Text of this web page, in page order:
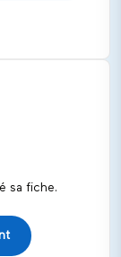
sa fiche.